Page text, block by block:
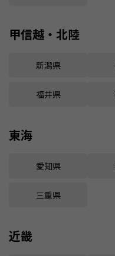
甲信越・北陸
新潟県
福井県
東海
愛知県
三重県
近畿